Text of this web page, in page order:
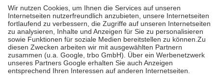
höchstens zehn Euro.
Es sind jedoch nie mehr als die tatsächlichen
Kosten der Leistung zu entrichten.
Diese Regeln gelten grundsätzlich auch für Online-Apotheken.
Bei Heilmitteln und häuslicher Krankenpflege beträgt die
Zuzahlung zehn Prozent der Kosten sowie zehn Euro je
Verordnung.
Um das Engagement der Versicherten für ihre eigene Gesundheit zu
stärken und die besondere Stellung der Familie zu unterstützen,